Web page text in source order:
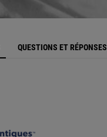
QUESTIONS ET RÉPONSES